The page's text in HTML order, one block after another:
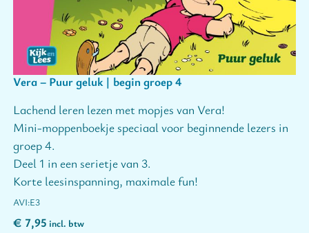
Vera – Puur geluk | begin groep 4
Lachend leren lezen met mopjes van Vera!
Mini-moppenboekje speciaal voor beginnende lezers in
groep 4.
Deel 1 in een serietje van 3.
Korte leesinspanning, maximale fun!
E3
€ 7,95 incl. btw